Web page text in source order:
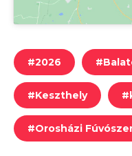
#2026 #
#Keszthely #
#Orosházi